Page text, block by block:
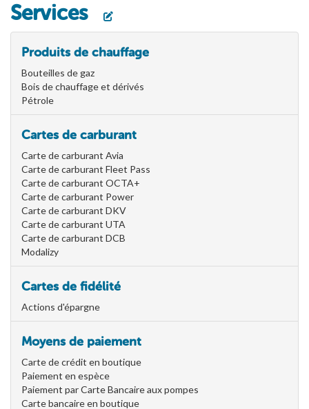
Services
Produits de chauffage
Bouteilles de gaz
Bois de chauffage et dérivés
Pétrole
Cartes de carburant
Carte de carburant Avia
Carte de carburant Fleet Pass
Carte de carburant OCTA+
Carte de carburant Power
Carte de carburant DKV
Carte de carburant UTA
Carte de carburant DCB
Modalizy
Cartes de fidélité
Actions d'épargne
Moyens de paiement
Carte de crédit en boutique
Paiement en espèce
Paiement par Carte Bancaire aux pompes
Carte bancaire en boutique